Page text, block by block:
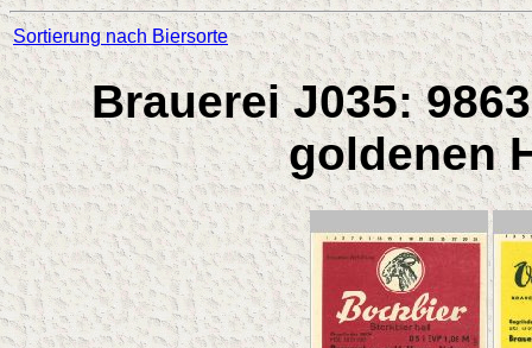
Sortierung nach Biersorte
Brauerei J035:
goldenen